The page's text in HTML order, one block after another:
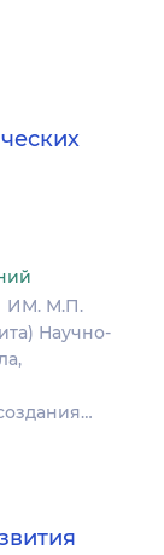
ИМ. М.П.
Научно-